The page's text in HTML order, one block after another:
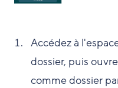
Accédez à
dossier, puis
comme dossier